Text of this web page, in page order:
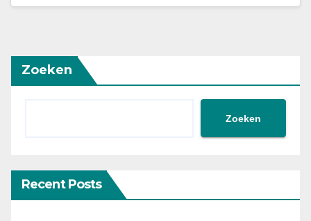
Zoeken
Zoeken
Recent Posts